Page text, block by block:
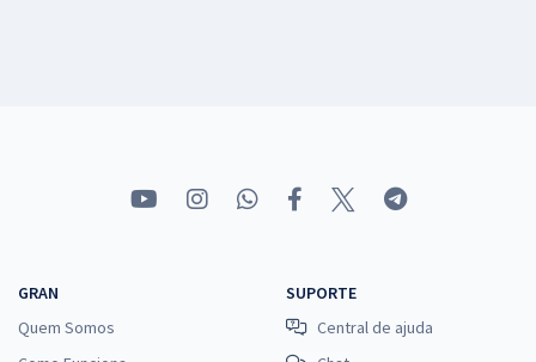
GRAN
Quem Somos
SUPORTE
Central de ajuda